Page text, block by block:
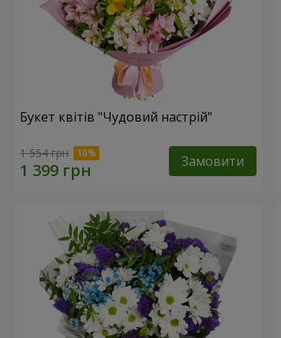
Букет квітів "Чудовий настрій"
1 554 грн Замовити